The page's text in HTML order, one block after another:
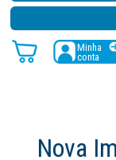
Minha
conta